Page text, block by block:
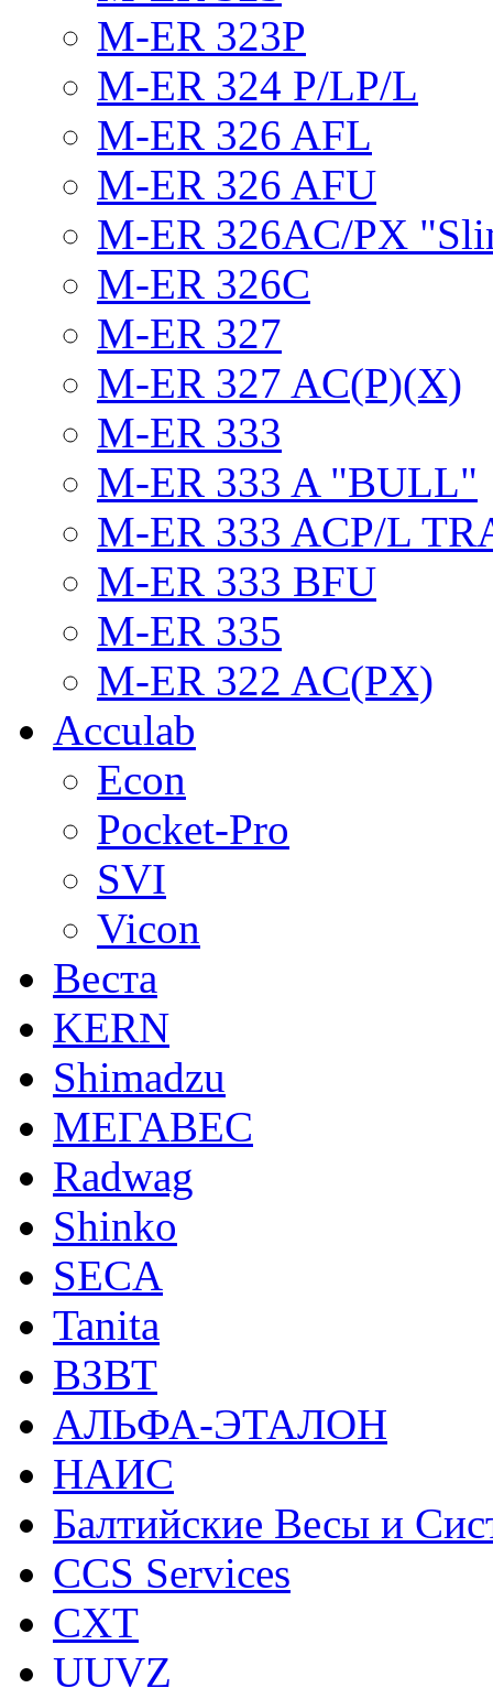
M-ER 323P
M-ER 324 P/LP/L
M-ER 326 AFL
M-ER 326 AFU
M-ER 326AC/PX
M-ER 326C
M-ER 327
M-ER 327 AC(P)(X)
M-ER 333
M-ER 333 A "BULL"
M-ER 333 ACP/L
M-ER 333 BFU
M-ER 335
M-ER 322 AC(PX)
Acculab
Econ
Pocket-Pro
SVI
Vicon
Веста
KERN
Shimadzu
МЕГАВЕС
Radwag
Shinko
SECA
Tanita
ВЗВТ
АЛЬФА-ЭТАЛОН
НАИС
Балтийские Весы и
CCS Services
CXT
UUVZ